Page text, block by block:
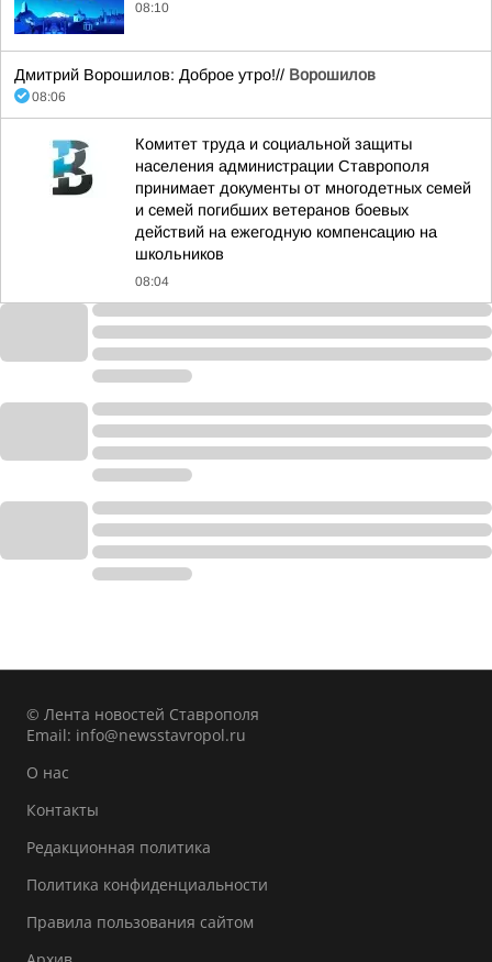
08:10
Дмитрий Ворошилов: Доброе утро!// Ворошилов
08:06
Комитет труда и социальной защиты
населения администрации Ставрополя
принимает документы от многодетных семей
и семей погибших ветеранов боевых
действий на ежегодную компенсацию на
школьников
08:04
© Лента новостей Ставрополя
Email: info@newsstavropol.ru
О нас
Контакты
Редакционная политика
Политика конфиденциальности
Правила пользования сайтом